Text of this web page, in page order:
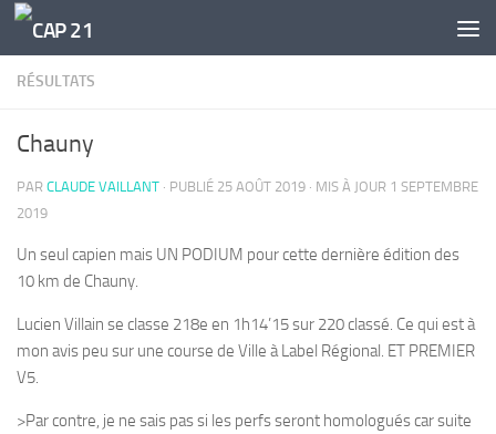
Skip to content
RÉSULTATS
Chauny
PAR CLAUDE VAILLANT · PUBLIÉ 25 AOÛT 2019 · MIS À JOUR 1 SEPTEMBRE
2019
Un seul capien mais UN PODIUM pour cette dernière édition des
10 km de Chauny.
Lucien Villain se classe 218e en 1h14’15 sur 220 classé. Ce qui est à
mon avis peu sur une course de Ville à Label Régional. ET PREMIER
V5.
>Par contre, je ne sais pas si les perfs seront homologués car suite